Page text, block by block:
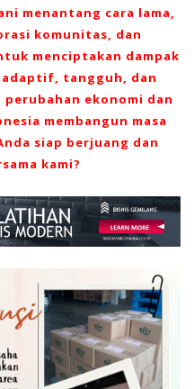
menantang cara lama,
komunitas, dan
menciptakan dampak
tangguh, dan
ekonomi dan
membangun masa
siap berjuang dan
kami?